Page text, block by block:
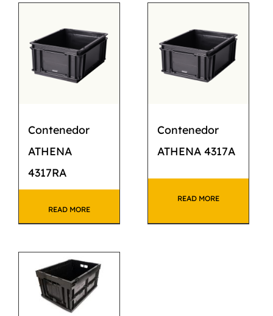
Contenedor
ATHENA
4317RA
READ MORE
Contenedor
ATHENA 4317A
READ MORE